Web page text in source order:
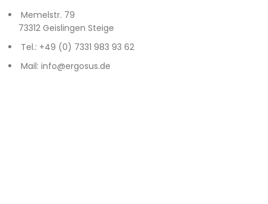
Memelstr. 79
73312 Geislingen Steige
Tel.: +49 (0) 7331 983 93 62
Mail: info@ergosus.de